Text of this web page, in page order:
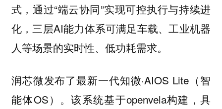
式，通过“端云协同”实现可控执行与持续进
化，三层AI能力体系可满足车载、工业机器
人等场景的实时性、低功耗需求。
润芯微发布了最新一代知微·AIOS Lite（智
能体OS）。该系统基于openvela构建，具